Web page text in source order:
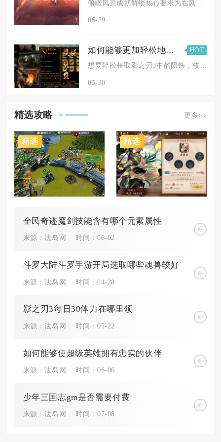
06-29
如何能够更加轻松地获得影之刃3的陨铁
HOT
想要轻松获取影之刃3中的陨铁，核心在于建立“日常清剿+周本攻...
05-30
精选攻略 更多>>
精选 精选
全民奇迹魔剑技能含有哪个元素属性
来源：法岛网 时间：06-02
斗罗大陆斗罗手游开局选取哪些魂兽较好
来源：法岛网 时间：04-28
影之刃3每日30体力在哪里领
来源：法岛网 时间：05-22
如何能够使超级英雄拥有忠实的伙伴
来源：法岛网 时间：06-06
少年三国志gm是否需要付费
来源：法岛网 时间：07-08